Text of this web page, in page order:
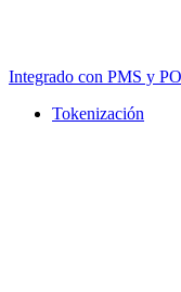
Integrado con PMS y
Tokenización